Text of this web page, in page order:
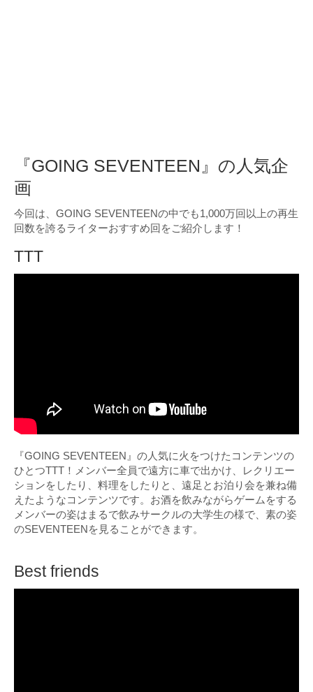
『GOING SEVENTEEN』の人気企
画
今回は、GOING SEVENTEENの中でも1,000万回以上の再生
回数を誇るライターおすすめ回をご紹介します！
TTT
『GOING SEVENTEEN』の人気に火をつけたコンテンツの
ひとつTTT！メンバー全員で遠方に車で出かけ、レクリエー
ションをしたり、料理をしたりと、遠足とお泊り会を兼ね備
えたようなコンテンツです。お酒を飲みながらゲームをする
メンバーの姿はまるで飲みサークルの大学生の様で、素の姿
のSEVENTEENを見ることができます。
Best friends